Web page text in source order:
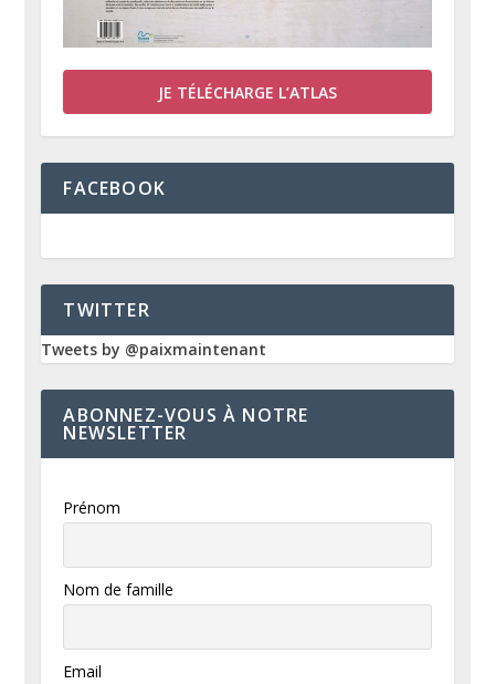
JE TÉLÉCHARGE L’ATLAS
FACEBOOK
TWITTER
Tweets by @paixmaintenant
ABONNEZ-VOUS À NOTRE
NEWSLETTER
Prénom
Nom de famille
Email